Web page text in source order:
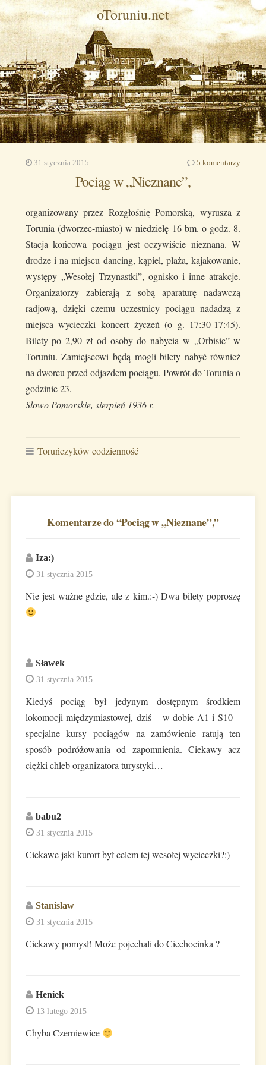
oToruniu.net
31 stycznia 2015 5 komentarzy
Pociąg w „Nieznane”,
organizowany przez Rozgłośnię Pomorską, wyrusza z
Torunia (dworzec-miasto) w niedzielę 16 bm. o godz. 8.
Stacja końcowa pociągu jest oczywiście nieznana. W
drodze i na miejscu dancing, kąpiel, plaża, kajakowanie,
występy „Wesołej Trzynastki”, ognisko i inne atrakcje.
Organizatorzy zabierają z sobą aparaturę nadawczą
radjową, dzięki czemu uczestnicy pociągu nadadzą z
miejsca wycieczki koncert życzeń (o g. 17:30-17:45).
Bilety po 2,90 zł od osoby do nabycia w „Orbisie” w
Toruniu. Zamiejscowi będą mogli bilety nabyć również
na dworcu przed odjazdem pociągu. Powrót do Torunia o
godzinie 23.
Słowo Pomorskie, sierpień 1936 r.
Toruńczyków codzienność
Komentarze do “Pociąg w „Nieznane”,”
Iza:)
31 stycznia 2015
Nie jest ważne gdzie, ale z kim.:-) Dwa bilety poproszę
Sławek
31 stycznia 2015
Kiedyś pociąg był jedynym dostępnym środkiem
lokomocji międzymiastowej, dziś – w dobie A1 i S10 –
specjalne kursy pociągów na zamówienie ratują ten
sposób podróżowania od zapomnienia. Ciekawy acz
ciężki chleb organizatora turystyki…
babu2
31 stycznia 2015
Ciekawe jaki kurort był celem tej wesołej wycieczki?:)
Stanisław
31 stycznia 2015
Ciekawy pomysł! Może pojechali do Ciechocinka ?
Heniek
13 lutego 2015
Chyba Czerniewice